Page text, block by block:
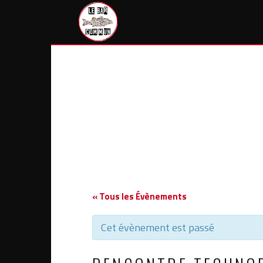
« Tous les Évènements
Cet évènement est passé